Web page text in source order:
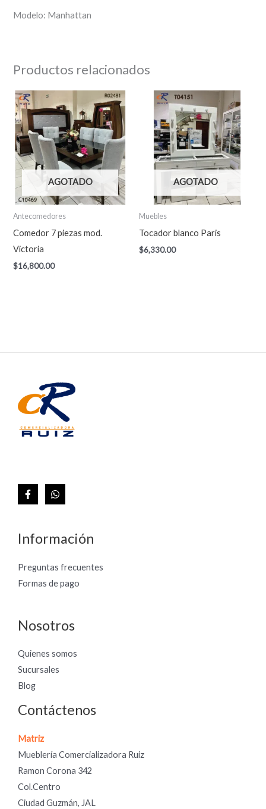
Modelo: Manhattan
Productos relacionados
AGOTADO
Antecomedores
Comedor 7 piezas mod.
Victoria
$16,800.00
AGOTADO
Muebles
Tocador blanco Paris
$6,330.00
Información
Preguntas frecuentes
Formas de pago
Nosotros
Quienes somos
Sucursales
Blog
Contáctenos
Matriz
Mueblería Comercializadora Ruiz
Ramon Corona 342
Col.Centro
Ciudad Guzmán, JAL